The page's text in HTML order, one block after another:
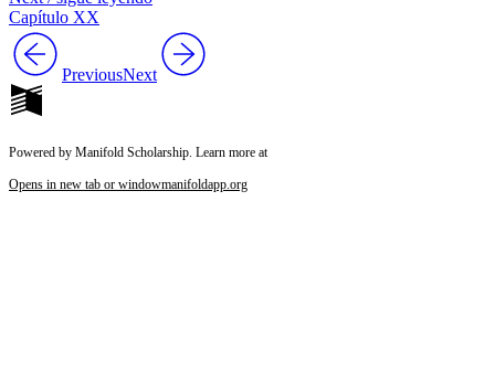
Capítulo XX
PreviousNext
Powered by Manifold Scholarship. Learn more at
Opens in new tab or windowmanifoldapp.org